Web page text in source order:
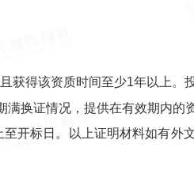
获得该资质时间至少1年以上。
换证情况，提供在有效期内的
开标日。以上证明材料如有外